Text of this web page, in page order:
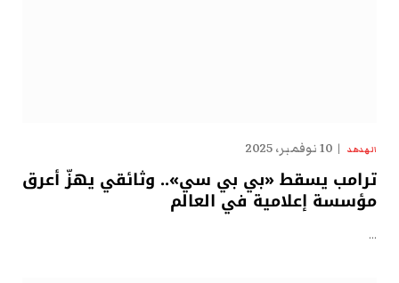
الهدهد 10 نوفمبر، 2025
ترامب يسقط «بي بي سي».. وثائقي يهزّ أعرق
مؤسسة إعلامية في العالم
…